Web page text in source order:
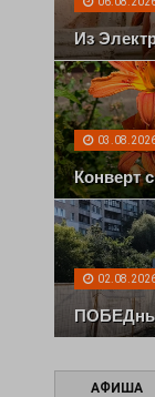
Из
Конверт
АФИША